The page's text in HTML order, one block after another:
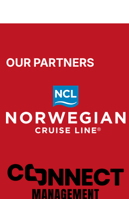
OUR PARTNERS